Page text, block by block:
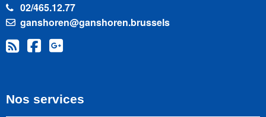
02/465.12.77
ganshoren@ganshoren.brussels
Nos services